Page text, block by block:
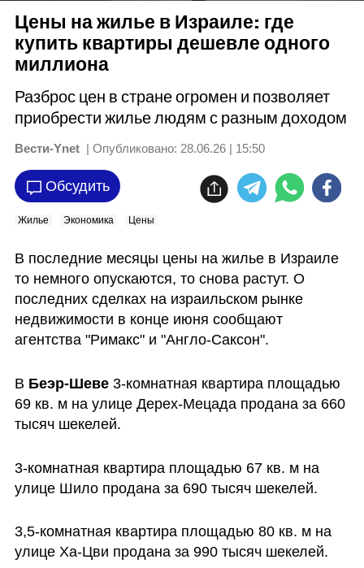
Цены на жилье в Израиле: где
купить квартиры дешевле одного
миллиона
Разброс цен в стране огромен и позволяет
приобрести жилье людям с разным доходом
Вести-Ynet | Опубликовано: 28.06.26 | 15:50
Обсудить
Жилье Экономика Цены
В последние месяцы цены на жилье в Израиле
то немного опускаются, то снова растут. О
последних сделках на израильском рынке
недвижимости в конце июня сообщают
агентства "Римакс" и "Англо-Саксон".
В Беэр-Шеве 3-комнатная квартира площадью
69 кв. м на улице Дерех-Мецада продана за 660
тысяч шекелей.
3-комнатная квартира площадью 67 кв. м на
улице Шило продана за 690 тысяч шекелей.
3,5-комнатная квартира площадью 80 кв. м на
улице Ха-Цви продана за 990 тысяч шекелей.